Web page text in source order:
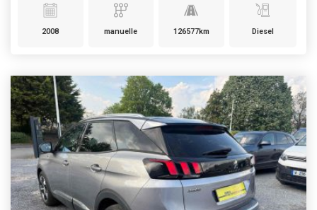
2008 manuelle 126577km Diesel